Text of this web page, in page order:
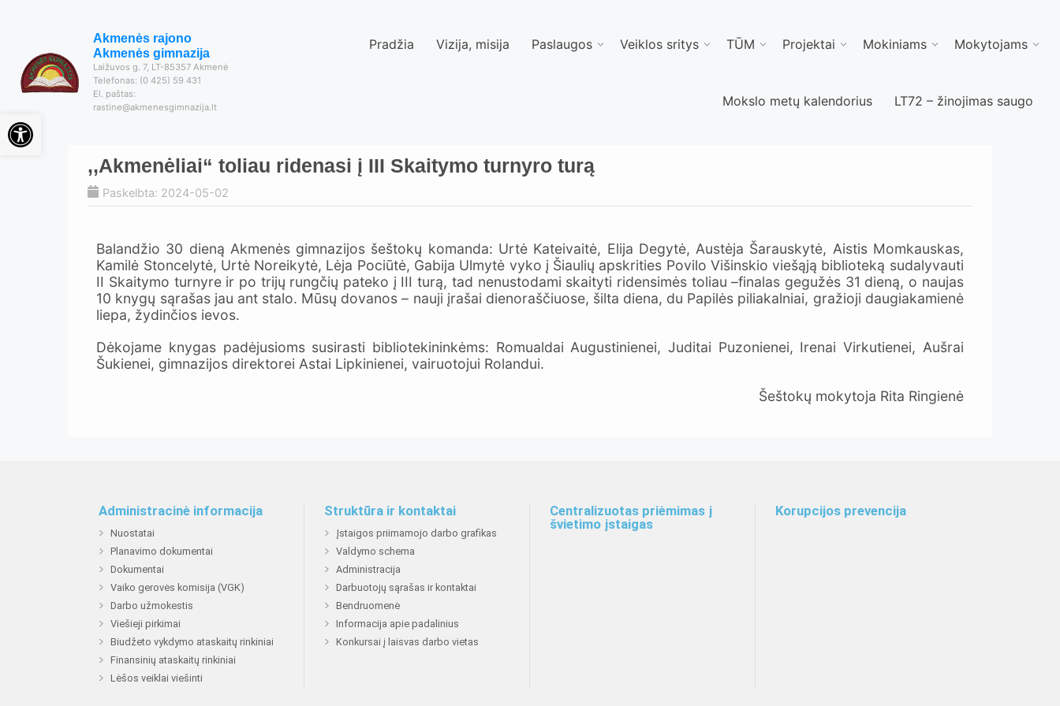
Akmenės rajono
Akmenės gimnazija
Laižuvos g. 7, LT-85357 Akmenė
Telefonas: (0 425) 59 431
El. paštas:
rastine@akmenesgimnazija.lt
Pradžia Vizija, misija Paslaugos Veiklos sritys TŪM Projektai Mokiniams Mokytojams
Mokslo metų kalendorius LT72 – žinojimas saugo
,,Akmenėliai“ toliau ridenasi į III Skaitymo turnyro turą
Paskelbta: 2024-05-02
Balandžio 30 dieną Akmenės gimnazijos šeštokų komanda: Urtė Kateivaitė, Elija Degytė, Austėja Šarauskytė, Aistis Momkauskas,
Kamilė Stoncelytė, Urtė Noreikytė, Lėja Pociūtė, Gabija Ulmytė vyko į Šiaulių apskrities Povilo Višinskio viešąją biblioteką sudalyvauti
II Skaitymo turnyre ir po trijų rungčių pateko į III turą, tad nenustodami skaityti ridensimės toliau –finalas gegužės 31 dieną, o naujas
10 knygų sąrašas jau ant stalo. Mūsų dovanos – nauji įrašai dienoraščiuose, šilta diena, du Papilės piliakalniai, gražioji daugiakamienė
liepa, žydinčios ievos.
Dėkojame knygas padėjusioms susirasti bibliotekininkėms: Romualdai Augustinienei, Juditai Puzonienei, Irenai Virkutienei, Aušrai
Šukienei, gimnazijos direktorei Astai Lipkinienei, vairuotojui Rolandui.
Šeštokų mokytoja Rita Ringienė
Administracinė informacija
Nuostatai
Planavimo dokumentai
Dokumentai
Vaiko gerovės komisija (VGK)
Darbo užmokestis
Viešieji pirkimai
Biudžeto vykdymo ataskaitų rinkiniai
Finansinių ataskaitų rinkiniai
Lėšos veiklai viešinti
Struktūra ir kontaktai
Įstaigos priimamojo darbo grafikas
Valdymo schema
Administracija
Darbuotojų sąrašas ir kontaktai
Bendruomenė
Informacija apie padalinius
Konkursai į laisvas darbo vietas
Centralizuotas priėmimas į
švietimo įstaigas
Korupcijos prevencija
Open toolbar